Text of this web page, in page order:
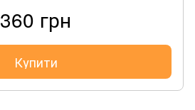
360 грн
Купити